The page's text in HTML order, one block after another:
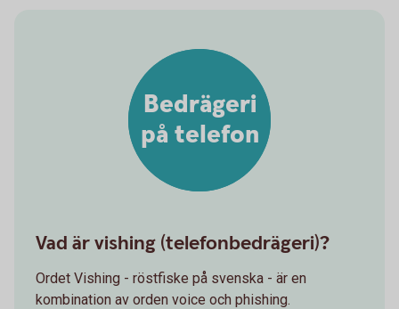
Bedrägeri
på telefon
Vad är vishing (telefonbedrägeri)?
Ordet Vishing - röstfiske på svenska - är en
kombination av orden voice och phishing.